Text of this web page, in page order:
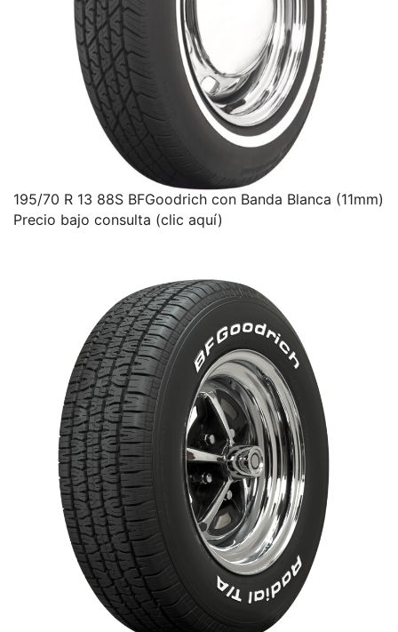
195/70 R 13 88S BFGoodrich con Banda Blanca (11mm)
Precio bajo consulta (clic aquí)